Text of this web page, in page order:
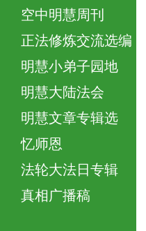
空中明慧周刊
正法修炼交流选编
明慧小弟子园地
明慧大陆法会
明慧文章专辑选
忆师恩
法轮大法日专辑
真相广播稿